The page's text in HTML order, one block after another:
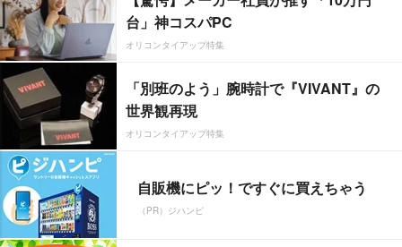
台」神コスパPC
オリコンタイアップ特集
「別班のよう」腕時計で『VIVANT』の
世界観再現
オリコンタイアップ特集
自販機にピッ！ですぐに買えちゃう
（PR）ジハンピ